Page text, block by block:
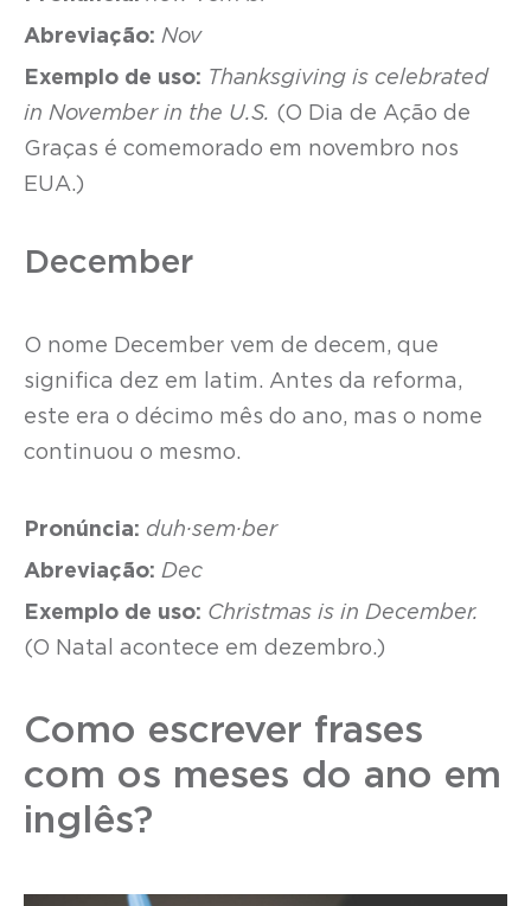
Abreviação: Nov
Exemplo de uso: Thanksgiving is celebrated
in November in the U.S. (O Dia de Ação de
Graças é comemorado em novembro nos
EUA.)
December
O nome December vem de decem, que
significa dez em latim. Antes da reforma,
este era o décimo mês do ano, mas o nome
continuou o mesmo.
Pronúncia: duh·sem·ber
Abreviação: Dec
Exemplo de uso: Christmas is in December.
(O Natal acontece em dezembro.)
Como escrever frases
com os meses do ano em
inglês?